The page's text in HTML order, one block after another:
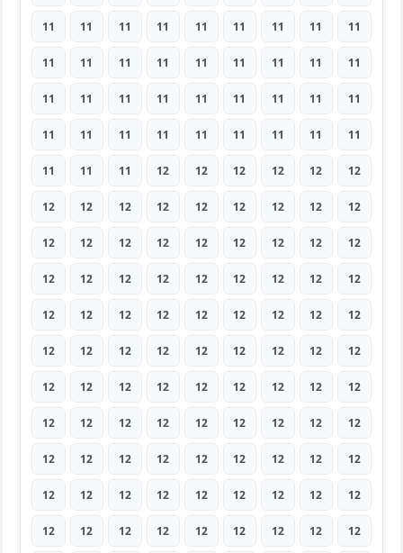
11 11 11 11 11 11 11 11 11
11 11 11 11 11 11 11 11 11
11 11 11 11 11 11 11 11 11
11 11 11 11 11 11 11 11 11
11 11 11 12 12 12 12 12 12
12 12 12 12 12 12 12 12 12
12 12 12 12 12 12 12 12 12
12 12 12 12 12 12 12 12 12
12 12 12 12 12 12 12 12 12
12 12 12 12 12 12 12 12 12
12 12 12 12 12 12 12 12 12
12 12 12 12 12 12 12 12 12
12 12 12 12 12 12 12 12 12
12 12 12 12 12 12 12 12 12
12 12 12 12 12 12 12 12 12